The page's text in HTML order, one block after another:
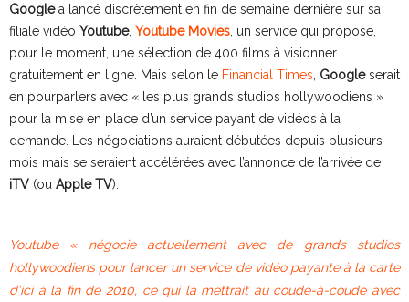
Googlea lancé discrètement en fin de semaine dernière sur sa
filiale vidéo Youtube, Youtube Movies , un service qui propose,
pour le moment, une sélection de 400 films à visionner
gratuitement en ligne. Mais selon le Financial Times Googleserait
en pourparlers avec « les plus grands studios hollywoodiens »
pour la mise en place d’un service payant de vidéos à la
demande. Les négociations auraient débutées depuis plusieurs
mois mais se seraient accélérées avec l’annonce de l’arrivée de
iTV (ou Apple TV).
Youtube « négocie actuellement avec de grands studios
hollywoodiens pour lancer un service de vidéo payante à la carte
d’ici à la fin de 2010, ce qui la mettrait au coude-à-coude avec